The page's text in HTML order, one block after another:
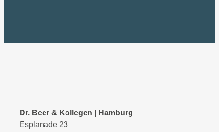
Dr. Beer & Kollegen | Hamburg
Esplanade 23